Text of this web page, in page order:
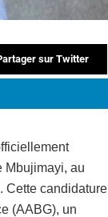
sur Twitter
Mbujimayi, au
Cette candidature
(AABG), un